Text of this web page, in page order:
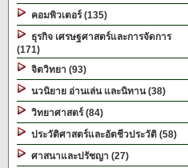
คอมพิวเตอร์ (135)
ธุรกิจ เศรษฐศาสตร์และการจัดการ
(171)
จิตวิทยา (93)
นวนิยาย อ่านเล่น และนิทาน (38)
วิทยาศาสตร์ (84)
ประวัติศาสตร์และอัตชีวประวัติ (58)
ศาสนาและปรัชญา (27)